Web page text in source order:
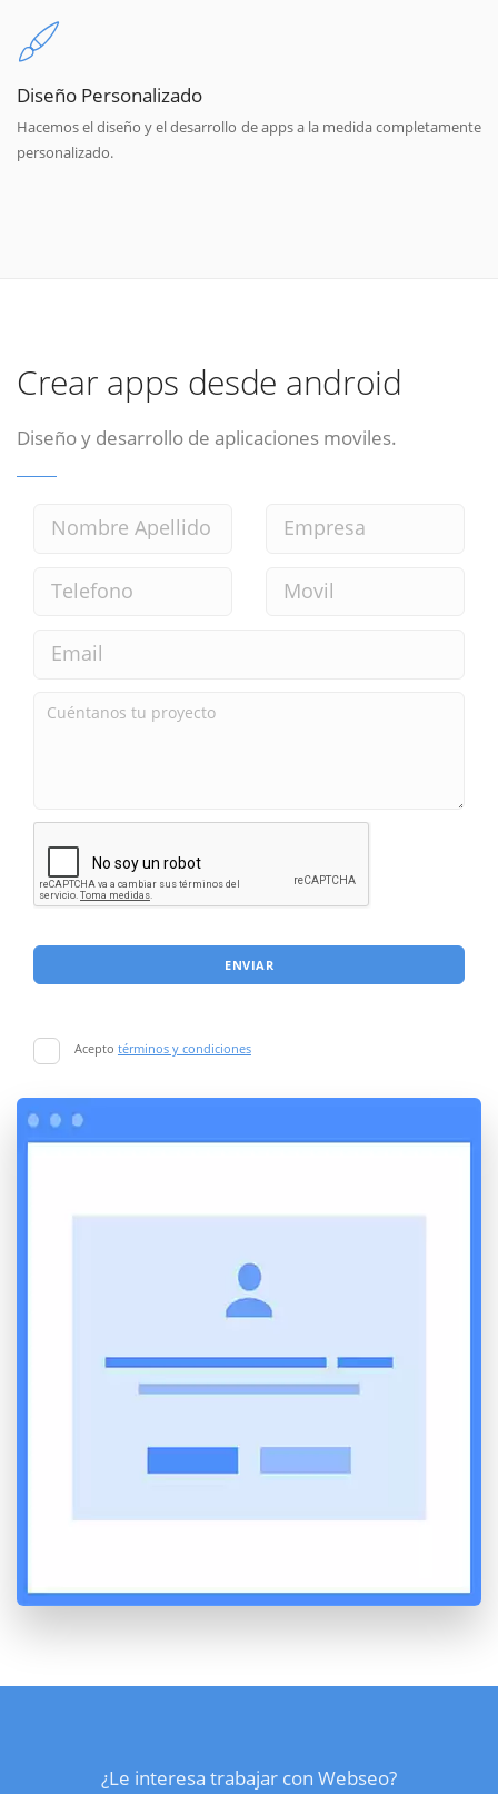
Diseño Personalizado
Hacemos el diseño y el desarrollo de apps a la medida completamente
personalizado.
Crear apps desde android
Diseño y desarrollo de aplicaciones moviles.
ENVIAR
Acepto términos y condiciones
¿Le interesa trabajar con Webseo?